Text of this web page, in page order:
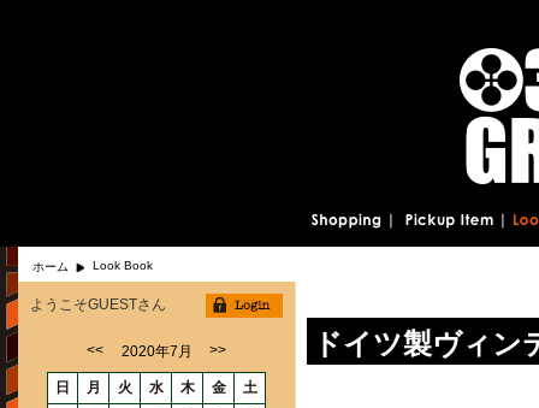
ホーム Look Book
ドイツ製ヴィ
ようこそGUESTさん
<< 2020年7月 >>
日 月 火 水 木 金
土